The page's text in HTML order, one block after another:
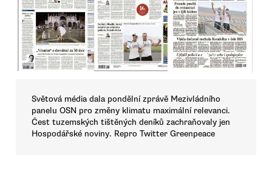
Světová média dala pondělní zprávě Mezivládního
panelu OSN pro změny klimatu maximální relevanci.
Čest tuzemských tištěných deníků zachraňovaly jen
Hospodářské noviny. Repro Twitter Greenpeace